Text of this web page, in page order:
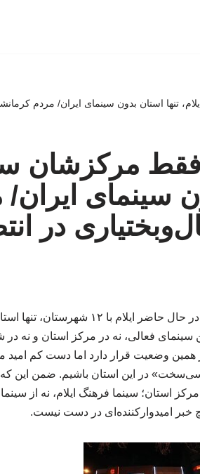
ایلام، تنها استان بدون سینمای ایران/ مردم
که فقط مرکزشان
سینمای
در
مدیرعامل موسسه سینماشهر تایید می‌کند که در
فعالی، نه در مرکز استان و نه در
همین وضعیت قرار دارد اما دست کم
در این استان باشیم. ضمن این
استان؛ سینما فرهنگ ایلام، نه از سینما
خبر امیدوارکننده‌ای در دست نیست.